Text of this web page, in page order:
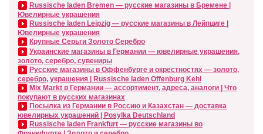
Russische laden Bremen — русские магазины в Бремене |
Ювелирные украшения
Russische laden Leipzig — русские магазины в Лейпциге |
Ювелирные украшения
Крупные Серьги Золото Серебро
Украинские магазины в Германии — ювелирные украшения,
золото, серебро, сувениры
Русские магазины в Оффенбурге и окрестностях — золото,
серебро, украшения | Russische laden Offenburg Kehl
Mix Markt в Германии — ассортимент, адреса, аналоги | Что
покупают в русских магазинах
Посылка из Германии в Россию и Казахстан — доставка
ювелирных украшений | Posylka Deutschland
Russische laden Frankfurt — русские магазины во